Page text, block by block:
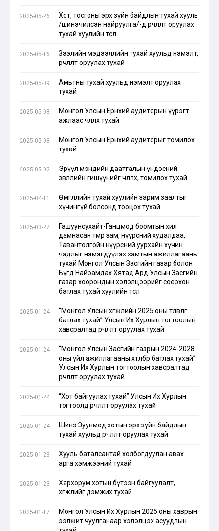
2025-05-26
Хот, тосгоны эрх зүйн байдлын тухай хууль
/шинэчилсэн найруулга/-д өөрчлөлт оруулах
тухай хуулийн төсөл
2025-05-16
Зээлийн мэдээллийн тухай хуульд нэмэлт,
өөрчлөлт оруулах тухай
2025-05-09
Амьтны тухай хуульд нэмэлт оруулах
тухай
2025-05-08
Монгол Улсын Ерөнхий аудиторын үүрэгт
ажлаас чөлөөлөх тухай
2025-05-08
Монгол Улсын Ерөнхий аудиторыг томилох
тухай
2025-05-02
Эрүүл мэндийн даатгалын үндэсний
зөвлөлийн гишүүнийг чөлөөлөх, томилох тухай
2025-04-11
Өмгөөллийн тухай хуулийн зарим заалтыг
хүчингүй болсонд тооцох тухай
2025-03-27
Гашуунсухайт-Ганцмод боомтын хил
дамнасан төмөр зам, нүүрсний худалдаа,
Тавантолгойн нүүрсний уурхайн хүчин
чадлыг нэмэгдүүлэх хамтын ажиллагааны
тухай Монгол Улсын Засгийн газар болон
Бүгд Найрамдах Хятад Ард Улсын Засгийн
газар хоорондын хэлэлцээрийг соёрхон
батлах тухай хуулийн төсөл
2025-01-24
“Монгол Улсын хөгжлийн 2025 оны төлөвлөгөө
батлах тухай” Улсын Их Хурлын тогтоолын
хавсралтад өөрчлөлт оруулах тухай
2025-01-24
“Монгол Улсын Засгийн газрын 2024-2028
оны үйл ажиллагааны хөтөлбөр батлах тухай”
Улсын Их Хурлын тогтоолын хавсралтад
өөрчлөлт оруулах тухай
2025-01-24
“Хот байгуулах тухай” Улсын Их Хурлын
тогтоолд өөрчлөлт оруулах тухай
2025-01-24
Шинэ Зуунмод хотын эрх зүйн байдлын
тухай хуульд өөрчлөлт оруулах тухай
2025-01-23
Хууль баталсантай холбогдуулан авах
арга хэмжээний тухай
2025-01-23
Хархорум хотын бүтээн байгуулалт,
хөгжлийг дэмжих тухай
2025-01-17
Монгол Улсын Их Хурлын 2025 оны хаврын
ээлжит чуулганаар хэлэлцэх асуудлын